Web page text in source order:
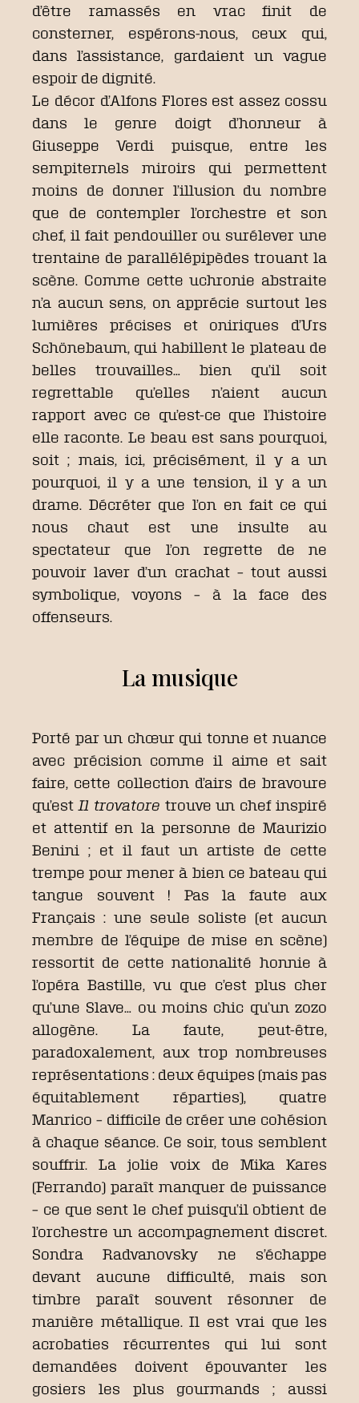
d’être ramassés en vrac finit de
consterner, espérons-nous, ceux qui,
dans l’assistance, gardaient un vague
espoir de dignité.
Le décor d’Alfons Flores est assez cossu
dans le genre doigt d’honneur à
Giuseppe Verdi puisque, entre les
sempiternels miroirs qui permettent
moins de donner l’illusion du nombre
que de contempler l’orchestre et son
chef, il fait pendouiller ou surélever une
trentaine de parallélépipèdes trouant la
scène. Comme cette uchronie abstraite
n’a aucun sens, on apprécie surtout les
lumières précises et oniriques d’Urs
Schönebaum, qui habillent le plateau de
belles trouvailles… bien qu’il soit
regrettable qu’elles n’aient aucun
rapport avec ce qu’est-ce que l’histoire
elle raconte. Le beau est sans pourquoi,
soit ; mais, ici, précisément, il y a un
pourquoi, il y a une tension, il y a un
drame. Décréter que l’on en fait ce qui
nous chaut est une insulte au
spectateur que l’on regrette de ne
pouvoir laver d’un crachat – tout aussi
symbolique, voyons – à la face des
offenseurs.
La musique
Porté par un chœur qui tonne et nuance
avec précision comme il aime et sait
faire, cette collection d’airs de bravoure
qu’est Il trovatore trouve un chef inspiré
et attentif en la personne de Maurizio
Benini ; et il faut un artiste de cette
trempe pour mener à bien ce bateau qui
tangue souvent ! Pas la faute aux
Français : une seule soliste (et aucun
membre de l’équipe de mise en scène)
ressortit de cette nationalité honnie à
l’opéra Bastille, vu que c’est plus cher
qu’une Slave… ou moins chic qu’un zozo
allogène. La faute, peut-être,
paradoxalement, aux trop nombreuses
représentations : deux équipes (mais pas
équitablement réparties), quatre
Manrico – difficile de créer une cohésion
à chaque séance. Ce soir, tous semblent
souffrir. La jolie voix de Mika Kares
(Ferrando) paraît manquer de puissance
– ce que sent le chef puisqu’il obtient de
l’orchestre un accompagnement discret.
Sondra Radvanovsky ne s’échappe
devant aucune difficulté, mais son
timbre paraît souvent résonner de
manière métallique. Il est vrai que les
acrobaties récurrentes qui lui sont
demandées doivent épouvanter les
gosiers les plus gourmands ; aussi